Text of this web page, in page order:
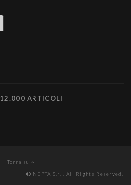
12.000 ARTICOLI
Torna su
NEPTA S.r.l. All Rights Reserved.